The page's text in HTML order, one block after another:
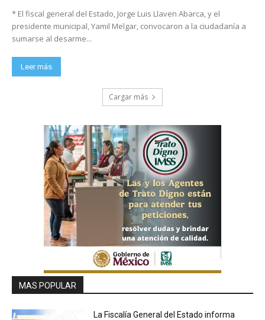
* El fiscal general del Estado, Jorge Luis Llaven Abarca, y el
presidente municipal, Yamil Melgar, convocaron a la ciudadanía a
sumarse al desarme...
Leer más
Cargar más
MAS POPULAR
La Fiscalía General del Estado informa